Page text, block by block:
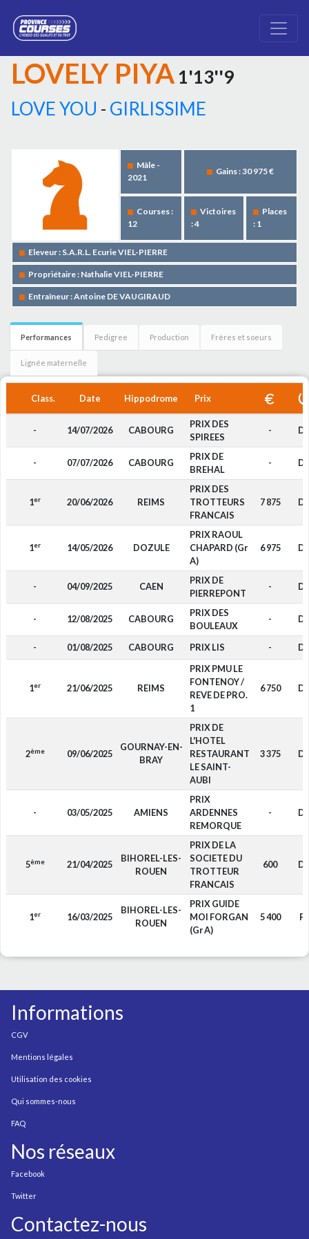
LOVELY PIYA 1'13''9
LOVE YOU - GIRLISSIME
Mâle -
2021
Gains : 30 975 €
Courses :
12
Victoires
: 4
Places
: 1
Eleveur : S.A.R.L. Ecurie VIEL-PIERRE
Propriétaire : Nathalie VIEL-PIERRE
Entraîneur : Antoine DE VAUGIRAUD
Performances Pedigree Production Frères et soeurs
Lignée maternelle
Class. Date Hippodrome Prix
- 14/07/2026 CABOURG
PRIX DES
SPIREES
- D4
- 07/07/2026 CABOURG
PRIX DE
BREHAL
- D4
1er 20/06/2026 REIMS
PRIX DES
TROTTEURS
FRANCAIS
7 875 D4
1er 14/05/2026 DOZULE
PRIX RAOUL
CHAPARD (Gr
A)
6 975 D4
- 04/09/2025 CAEN
PRIX DE
PIERREPONT
- D4
- 12/08/2025 CABOURG
PRIX DES
BOULEAUX
- D4
- 01/08/2025 CABOURG PRIX LIS - D4
1er 21/06/2025 REIMS
PRIX PMU LE
FONTENOY /
REVE DE PRO.
1
6 750 D4
2ème 09/06/2025
GOURNAY-EN-
BRAY
PRIX DE
L'HOTEL
RESTAURANT
LE SAINT-
AUBI
3 375 D4
- 03/05/2025 AMIENS
PRIX
ARDENNES
REMORQUE
- D4
5ème 21/04/2025
BIHOREL-LES-
ROUEN
PRIX DE LA
SOCIETE DU
TROTTEUR
FRANCAIS
600 D4
1er 16/03/2025
BIHOREL-LES-
ROUEN
PRIX GUIDE
MOI FORGAN
(Gr A)
5 400 F4
Informations
CGV
Mentions légales
Utilisation des cookies
Qui sommes-nous
FAQ
Nos réseaux
Facebook
Twitter
Contactez-nous